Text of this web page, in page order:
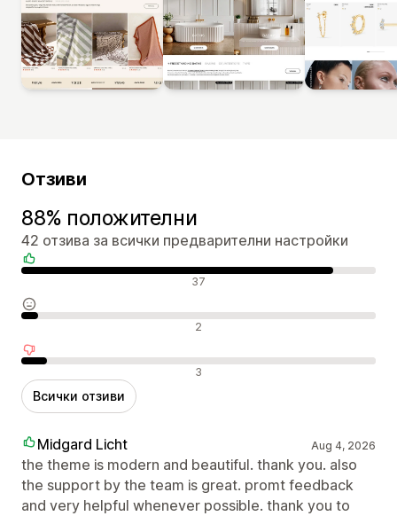
Отзиви
88% положителни
42 отзива за всички предварителни настройки
Положителни отзиви 37
Неутрални отзиви 2
Отрицателни отзиви 3
Всички отзиви
Midgard Licht Aug 4, 2026
the theme is modern and beautiful. thank you. also
the support by the team is great. promt feedback
and very helpful whenever possible. thank you to